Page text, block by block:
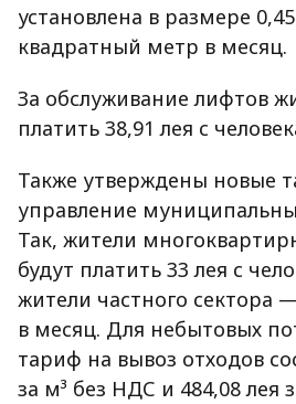
установлена в размере
квадратный метр в месяц.
За обслуживание лифтов
платить 38,91 лея с
Также утверждены новые
управление
Так, жители
будут платить 33 лея с
жители частного сектора
в месяц. Для небытовых
тариф на вывоз отходов
за м³ без НДС и 484,08 лея